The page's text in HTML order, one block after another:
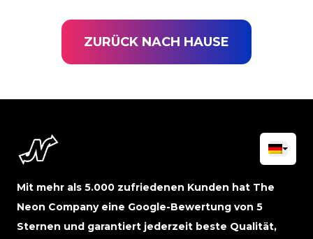
ZURÜCK NACH HAUSE
Mit mehr als 5.000 zufriedenen Kunden hat The
Neon Company eine Google-Bewertung von 5
Sternen und garantiert jederzeit beste Qualität,